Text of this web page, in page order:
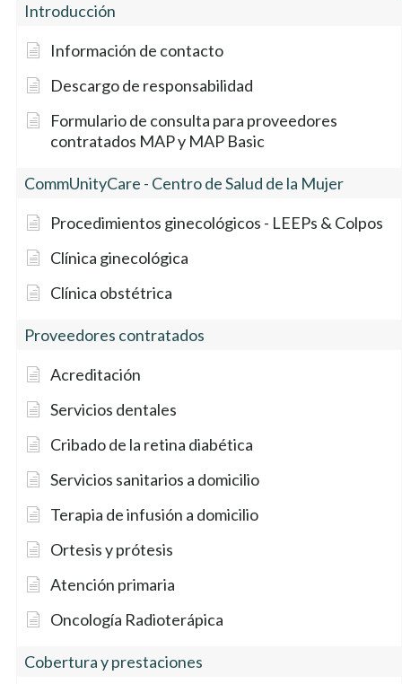
Introducción
Información de contacto
Descargo de responsabilidad
Formulario de consulta para proveedores
contratados MAP y MAP Basic
CommUnityCare - Centro de Salud de la Mujer
Procedimientos ginecológicos - LEEPs & Colpos
Clínica ginecológica
Clínica obstétrica
Proveedores contratados
Acreditación
Servicios dentales
Cribado de la retina diabética
Servicios sanitarios a domicilio
Terapia de infusión a domicilio
Ortesis y prótesis
Atención primaria
Oncología Radioterápica
Cobertura y prestaciones
53220000
ID de grupo
Especialista en
alergia/asma
MAP 000 53210000 $0
MAP Basic 000 53230000
MAP Basic 100 53230000
MAP Basic 150 53230000
MAP Basic 175 53230000
MAP Basic Sólo dental
53220000
No cubierto